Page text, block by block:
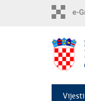
Vijesti